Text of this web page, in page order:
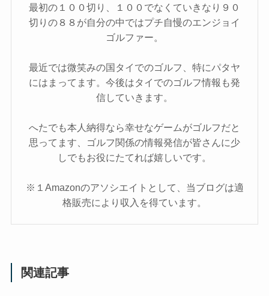
最初の１００切り、１００でなくていきなり９０
切りの８８が自分の中ではプチ自慢のエンジョイ
ゴルファー。
最近では微笑みの国タイでのゴルフ、特にパタヤ
にはまってます。今後はタイでのゴルフ情報も発
信していきます。
へたでも本人納得なら幸せなゲームがゴルフだと
思ってます、ゴルフ関係の情報発信が皆さんに少
しでもお役にたてれば嬉しいです。
※１Amazonのアソシエイトとして、当ブログは適
格販売により収入を得ています。
関連記事